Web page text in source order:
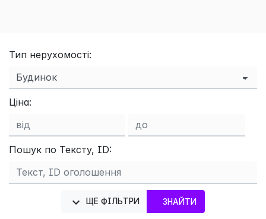
Тип нерухомості:
Ціна:
Пошук по Тексту, ID:
ЩЕ ФІЛЬТРИ ЗНАЙТИ